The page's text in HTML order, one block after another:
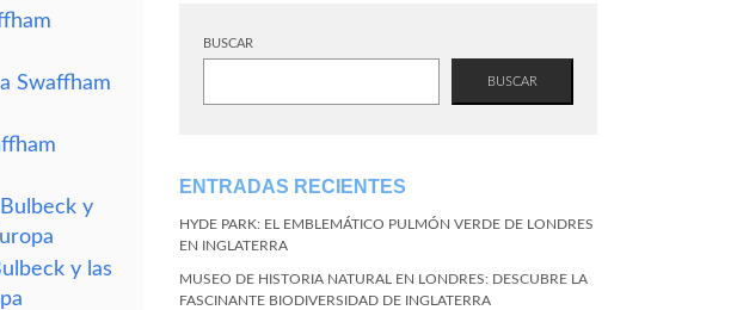
Swaffham
y
y las
BUSCAR
BUSCAR
ENTRADAS RECIENTES
HYDE PARK: EL EMBLEMÁTICO PULMÓN VERDE DE LONDRES
EN INGLATERRA
MUSEO DE HISTORIA NATURAL EN LONDRES: DESCUBRE LA
FASCINANTE BIODIVERSIDAD DE INGLATERRA